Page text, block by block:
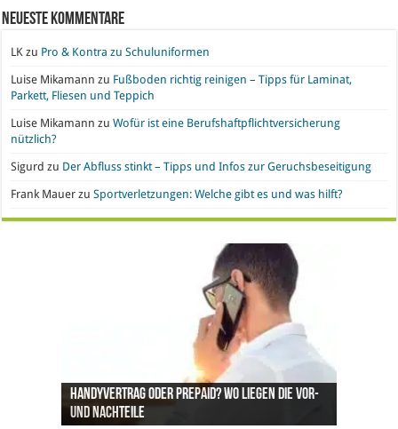
Neueste Kommentare
LK zu Pro & Kontra zu Schuluniformen
Luise Mikamann zu Fußboden richtig reinigen – Tipps für Laminat,
Parkett, Fliesen und Teppich
Luise Mikamann zuWofür ist eine Berufshaftpflichtversicherung
nützlich?
Sigurd zu Der Abfluss stinkt – Tipps und Infos zur Geruchsbeseitigung
Frank Mauer zuSportverletzungen: Welche gibt es und was hilft?
Handyvertrag oder Prepaid? Wo liegen die Vor-
und Nachteile
Nachgefragt: Ist Gold eine geeignete
Geldanlage?
Büroeinrichtung und IT leasen: Hier liegen die
Vorteile
Pro & Kontra – künstliche Pflanzen vs. echte
Pflanzen
Synthetische Kleidung – Vor- und Nachteile von
Polyesterstoff